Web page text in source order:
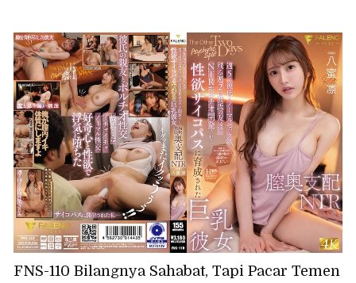
FNS-110 Bilangnya Sahabat, Tapi Pacar Temen